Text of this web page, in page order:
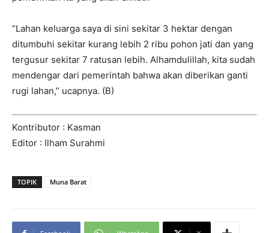
“Lahan keluarga saya di sini sekitar 3 hektar dengan
ditumbuhi sekitar kurang lebih 2 ribu pohon jati dan yang
tergusur sekitar 7 ratusan lebih. Alhamdulillah, kita sudah
mendengar dari pemerintah bahwa akan diberikan ganti
rugi lahan,” ucapnya. (B)
Kontributor : Kasman
Editor : Ilham Surahmi
TOPIK Muna Barat